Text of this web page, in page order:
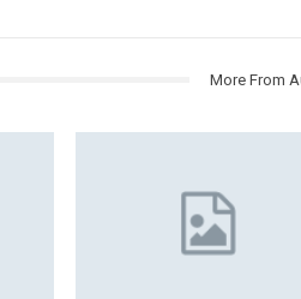
More From